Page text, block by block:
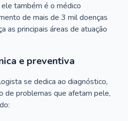
também é o médico
de mais de 3 mil doenças
as principais áreas de atuação
e preventiva
se dedica ao diagnóstico,
de problemas que afetam pele,